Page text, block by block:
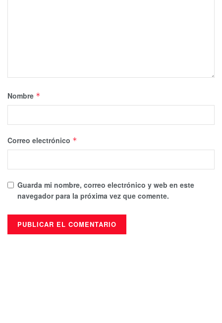
Nombre *
Correo electrónico *
Guarda mi nombre, correo electrónico y web en este
navegador para la próxima vez que comente.